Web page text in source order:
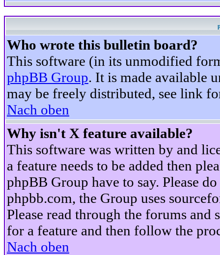
Who wrote this bulletin board?
This software (in its unmodified
phpBB Group. It is made available
may be freely distributed, see link
Nach oben
Why isn't X feature available?
This software was written by and
a feature needs to be added then
phpBB Group have to say. Please
phpbb.com, the Group uses
Please read through the forums
for a feature and then follow the
Nach oben